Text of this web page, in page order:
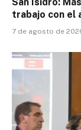
trabajo con el
7 de agosto de